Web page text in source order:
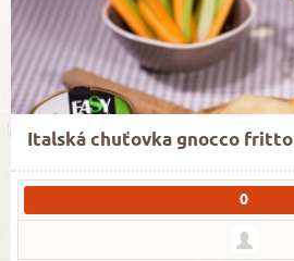
Italská chuťovka gnocco fritto
0